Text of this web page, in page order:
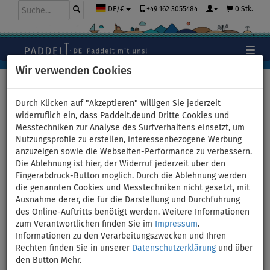
Wir verwenden Cookies
Durch Klicken auf "Akzeptieren" willigen Sie jederzeit
widerruflich ein, dass Paddelt.deund Dritte Cookies und
Messtechniken zur Analyse des Surfverhaltens einsetzt, um
Nutzungsprofile zu erstellen, interessenbezogene Werbung
anzuzeigen sowie die Webseiten-Performance zu verbessern.
Die Ablehnung ist hier, der Widerruf jederzeit über den
Fingerabdruck-Button möglich. Durch die Ablehnung werden
die genannten Cookies und Messtechniken nicht gesetzt, mit
Ausnahme derer, die für die Darstellung und Durchführung
des Online-Auftritts benötigt werden. Weitere Informationen
zum Verantwortlichen finden Sie im
Impressum.
Informationen zu den Verarbeitungszwecken und Ihren
Rechten finden Sie in unserer Datenschutzerklärungund über
den Button Mehr.
DE/€ +49 162 3055484 0 Stk.
WindSUP F2 GLIDE 10'0 YOUTH
WINDSURF/WING GREY incl.
Segel - aufblasbares Stand
Up Paddle Board,
Windsurfboard - Größe: